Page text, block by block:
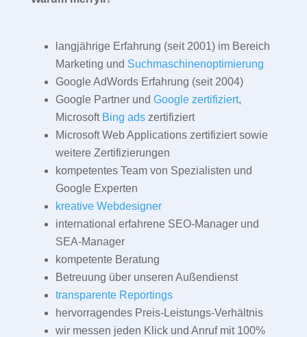
langjährige Erfahrung (seit 2001) im Bereich
Marketing und Suchmaschinenoptimierung
Google AdWords Erfahrung (seit 2004)
Google Partner und Google zertifiziert,
Microsoft Bing adszertifiziert
Microsoft Web Applications zertifiziert sowie
weitere Zertifizierungen
kompetentes Team von Spezialisten und
Google Experten
kreative Webdesigner
international erfahrene SEO-Manager und
SEA-Manager
kompetente Beratung
Betreuung über unseren Außendienst
transparente Reportings
hervorragendes Preis-Leistungs-Verhältnis
wir messen jeden Klick und Anruf mit 100%